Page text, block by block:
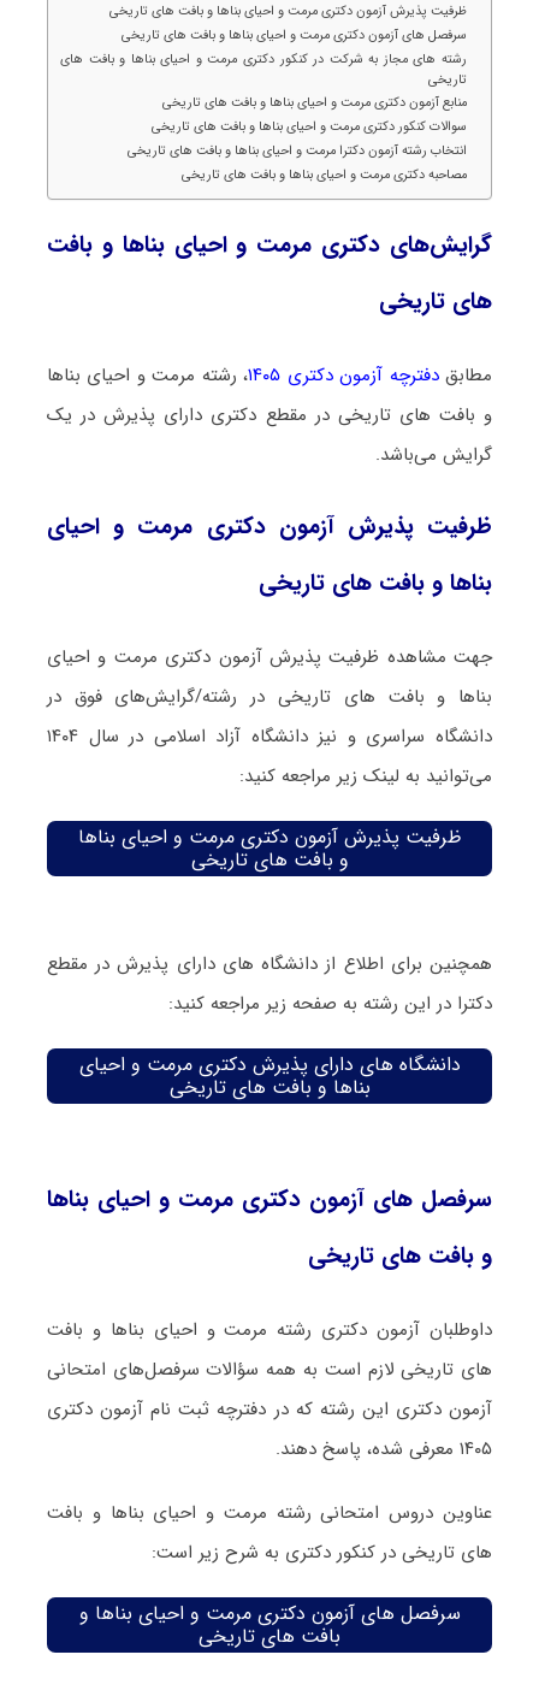
ظرفیت پذیرش آزمون دکتری مرمت و احیای بناها و بافت های تاریخی
سرفصل های آزمون دکتری مرمت و احیای بناها و بافت های تاریخی
رشته های مجاز به شرکت در کنکور دکتری مرمت و احیای بناها و بافت های
تاریخی
منابع آزمون دکتری مرمت و احیای بناها و بافت های تاریخی
سوالات کنکور دکتری مرمت و احیای بناها و بافت های تاریخی
انتخاب رشته آزمون دکترا مرمت و احیای بناها و بافت های تاریخی
مصاحبه دکتری مرمت و احیای بناها و بافت های تاریخی
گرایش‌های دکتری مرمت و احیای بناها و بافت
های تاریخی
مطابقدفترچه آزمون دکتری ۱۴۰۵
، رشته مرمت و احیای بناها
و بافت های تاریخی در مقطع دکتری دارای پذیرش در یک
گرایش می‌باشد.
ظرفیت پذیرش آزمون دکتری مرمت و احیای
بناها و بافت های تاریخی
جهت مشاهده ظرفیت پذیرش آزمون دکتری مرمت و احیای
بناها و بافت های تاریخی در رشته/گرایش‌های فوق در
دانشگاه سراسری و نیز دانشگاه آزاد اسلامی در سال ۱۴۰۴
می‌توانید به لینک زیر مراجعه کنید:
ظرفیت پذیرش آزمون دکتری مرمت و احیای بناها
و بافت های تاریخی
همچنین برای اطلاع از دانشگاه های دارای پذیرش در مقطع
دکترا در این رشته به صفحه زیر مراجعه کنید:
دانشگاه های دارای پذیرش دکتری مرمت و احیای
بناها و بافت های تاریخی
سرفصل های آزمون دکتری مرمت و احیای بناها
و بافت های تاریخی
داوطلبان آزمون دکتری رشته مرمت و احیای بناها و بافت
های تاریخی لازم است به همه سؤالات سرفصل‌های امتحانی
آزمون دکتری این رشته که در دفترچه‌ ثبت نام آزمون دکتری
۱۴۰۵ معرفی شده، پاسخ دهند.
عناوین دروس امتحانی رشته مرمت و احیای بناها و بافت
های تاریخی در کنکور دکتری به شرح زیر است:
سرفصل های آزمون دکتری مرمت و احیای بناها و
بافت های تاریخی